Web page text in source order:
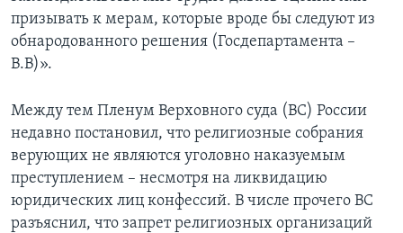
призывать к мерам, которые вроде бы следуют из
обнародованного решения (Госдепартамента –
В.В)».
Между тем Пленум Верховного суда (ВС) России
недавно постановил, что религиозные собрания
верующих не являются уголовно наказуемым
преступлением – несмотря на ликвидацию
юридических лиц конфессий. В числе прочего ВС
разъяснил, что запрет религиозных организаций